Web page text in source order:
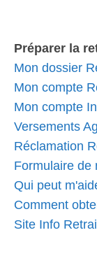
Préparer la
Mon dossier
Mon compte
Mon compte
Versements
Réclamation
Formulaire de
Qui peut
Comment
Site Info